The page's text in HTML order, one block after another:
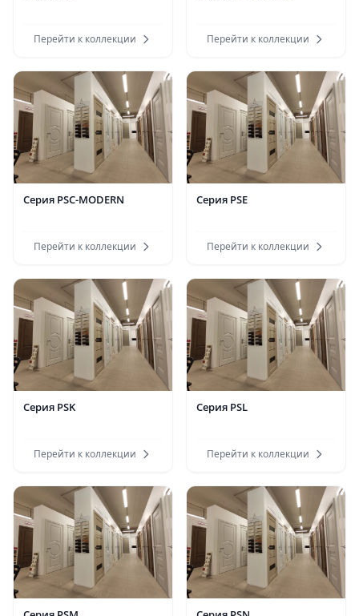
Перейти к коллекции Перейти к коллекции
Серия PSC-MODERN
Перейти к коллекции
Серия PSE
Перейти к коллекции
Серия PSK
Перейти к коллекции
Серия PSL
Перейти к коллекции